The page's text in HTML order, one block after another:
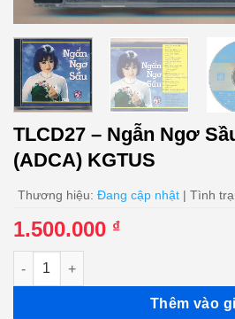
TLCD27 – Ngẫn Ngơ
(ADCA) KGTUS
Thương hiệu: Đang cập nhật | Tình
1.500.000 ₫
TLCD27 - Ngẫn Ngơ Sầu - Hương
Thêm vào